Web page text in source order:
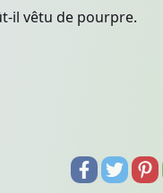
il vêtu de pourpre.